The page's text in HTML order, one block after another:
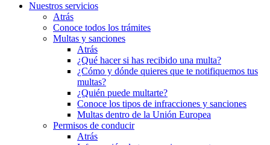
Nuestros servicios
Atrás
Conoce todos los trámites
Multas y sanciones
Atrás
¿Qué hacer si has recibido una multa?
¿Cómo y dónde quieres que te notifiquemos tus
multas?
¿Quién puede multarte?
Conoce los tipos de infracciones y sanciones
Multas dentro de la Unión Europea
Permisos de conducir
Atrás